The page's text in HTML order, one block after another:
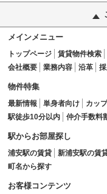
メインメニュー
トップページ 賃貸物件検索
会社概要
業務内容 沿革
物件特集
最新情報 単身者向け カッ
駅徒歩10分以内
仲介手数料
駅からお部屋探し
浦安駅の賃貸 新浦安駅の賃
町名から探す
お客様コンテンツ